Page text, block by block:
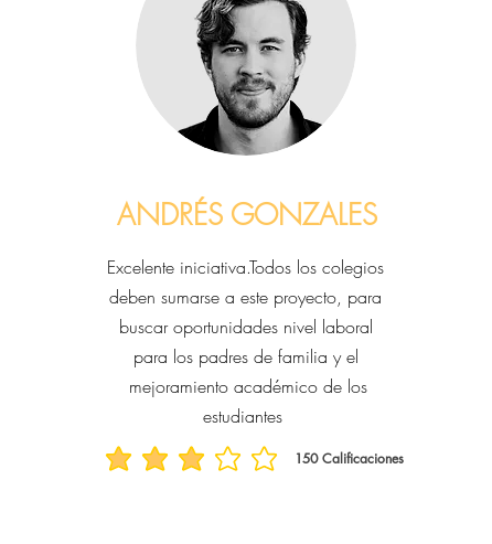
ANDRÉS GONZALES
Excelente iniciativa.Todos los colegios
deben sumarse a este proyecto, para
buscar oportunidades nivel laboral
para los padres de familia y el
mejoramiento académico de los
estudiantes
150 Calificaciones
la calificación promedio es 3 de 5, basada en 150 votos,